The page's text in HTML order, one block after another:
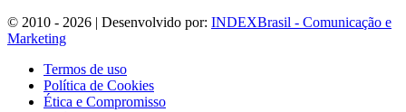
© 2010 - 2026 | Desenvolvido por: INDEXBrasil - Comunicação e
Marketing
Termos de uso
Política de Cookies
Ética e Compromisso